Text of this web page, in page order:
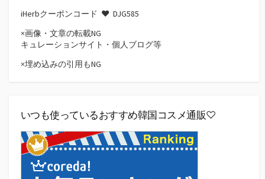
iHerbクーポンコード ♥ DJG585
×画像・文章の転載NG
キュレーションサイト・個人ブログ等
×埋め込みの引用もNG
いつも使っているおすすめ韓国コスメ通販♡